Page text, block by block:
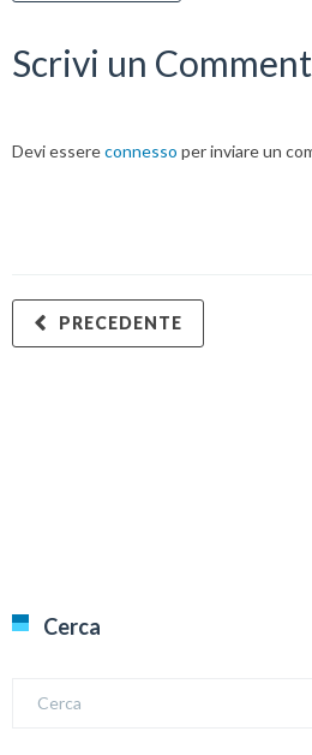
Scrivi un
Devi essereconnesso per inviare un
PRECEDENTE
Cerca